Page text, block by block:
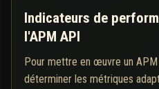
Indicateurs de
l'APM API
Pour mettre en œuvre un
déterminer les métriques